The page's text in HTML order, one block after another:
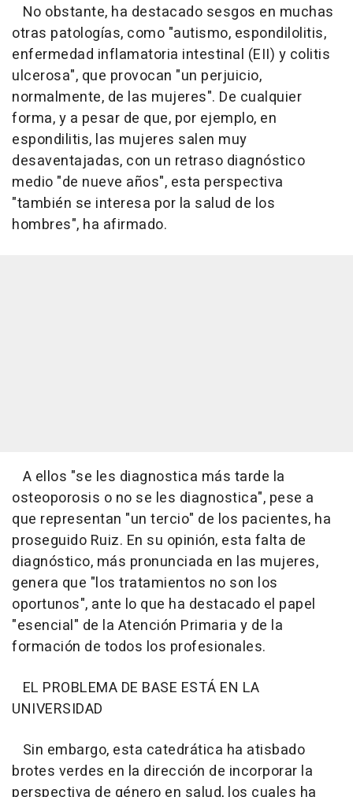
No obstante, ha destacado sesgos en muchas
otras patologías, como "autismo, espondilolitis,
enfermedad inflamatoria intestinal (EII) y colitis
ulcerosa", que provocan "un perjuicio,
normalmente, de las mujeres". De cualquier
forma, y a pesar de que, por ejemplo, en
espondilitis, las mujeres salen muy
desaventajadas, con un retraso diagnóstico
medio "de nueve años", esta perspectiva
"también se interesa por la salud de los
hombres", ha afirmado.
A ellos "se les diagnostica más tarde la
osteoporosis o no se les diagnostica", pese a
que representan "un tercio" de los pacientes, ha
proseguido Ruiz. En su opinión, esta falta de
diagnóstico, más pronunciada en las mujeres,
genera que "los tratamientos no son los
oportunos", ante lo que ha destacado el papel
"esencial" de la Atención Primaria y de la
formación de todos los profesionales.
EL PROBLEMA DE BASE ESTÁ EN LA
UNIVERSIDAD
Sin embargo, esta catedrática ha atisbado
brotes verdes en la dirección de incorporar la
perspectiva de género en salud, los cuales ha